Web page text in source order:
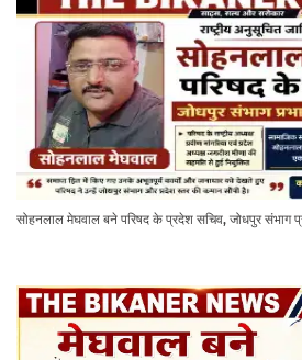
सोहनलाल मेघवाल बने परिषद के प्रदेश सचिव, जोधपुर संभाग